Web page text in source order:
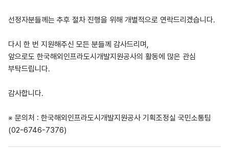
선정자분들께는 추후 절차 진행을 위해 개별적으로 연락드리겠습니다.
다시 한 번 지원해주신 모든 분들께 감사드리며,
앞으로도 한국해외인프라도시개발지원공사의 활동에 많은 관심
부탁드립니다.
감사합니다.
※ 문의처 : 한국해외인프라도시개발지원공사 기획조정실 국민소통팀
(02-6746-7376)